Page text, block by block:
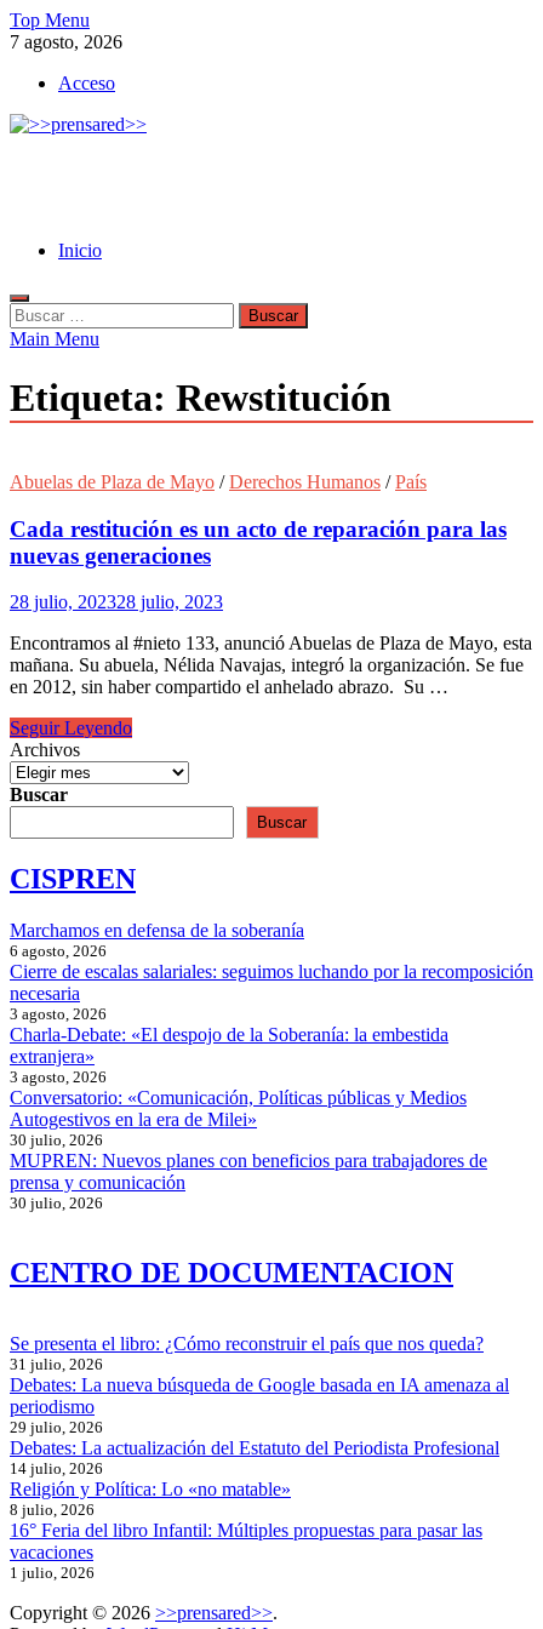
Skip
to
Top Menu
7 agosto, 2026
Acceso
Inicio
Buscar:
Main Menu
Etiqueta: Rewstitución
Abuelas de Plaza de Mayo /Derechos Humanos /País
Cada restitución es un acto de reparación para las
nuevas generaciones
28 julio, 202328 julio, 2023
Encontramos al #nieto 133, anunció Abuelas de Plaza de Mayo, esta
mañana. Su abuela, Nélida Navajas, integró la organización. Se fue
en 2012, sin haber compartido el anhelado abrazo. Su …
Cada
restitución
es
un
acto
de
para
nuevas
generaciones
Seguir Leyendo
Archivos
Buscar
Buscar
CISPREN
Marchamos en defensa de la soberanía
6 agosto, 2026
Cierre de escalas salariales: seguimos luchando por la recomposición
necesaria
3 agosto, 2026
Charla-Debate: «El despojo de la Soberanía: la embestida
extranjera»
3 agosto, 2026
Conversatorio: «Comunicación, Políticas públicas y Medios
Autogestivos en la era de Milei»
30 julio, 2026
MUPREN: Nuevos planes con beneficios para trabajadores de
prensa y comunicación
30 julio, 2026
CENTRO DE DOCUMENTACION
Se presenta el libro: ¿Cómo reconstruir el país que nos queda?
31 julio, 2026
Debates: La nueva búsqueda de Google basada en IA amenaza al
periodismo
29 julio, 2026
Debates: La actualización del Estatuto del Periodista Profesional
14 julio, 2026
Religión y Política: Lo «no matable»
8 julio, 2026
16° Feria del libro Infantil: Múltiples propuestas para pasar las
vacaciones
1 julio, 2026
Copyright © 2026 >>prensared>>.